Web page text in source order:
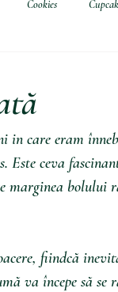
Cookies
in care eram
Este ceva
marginea
fiindcă
va începe să se